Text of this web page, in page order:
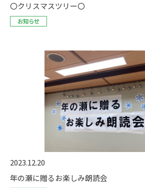
〇クリスマスツリー〇
お知らせ
2023.12.20
年の瀬に贈るお楽しみ朗読会